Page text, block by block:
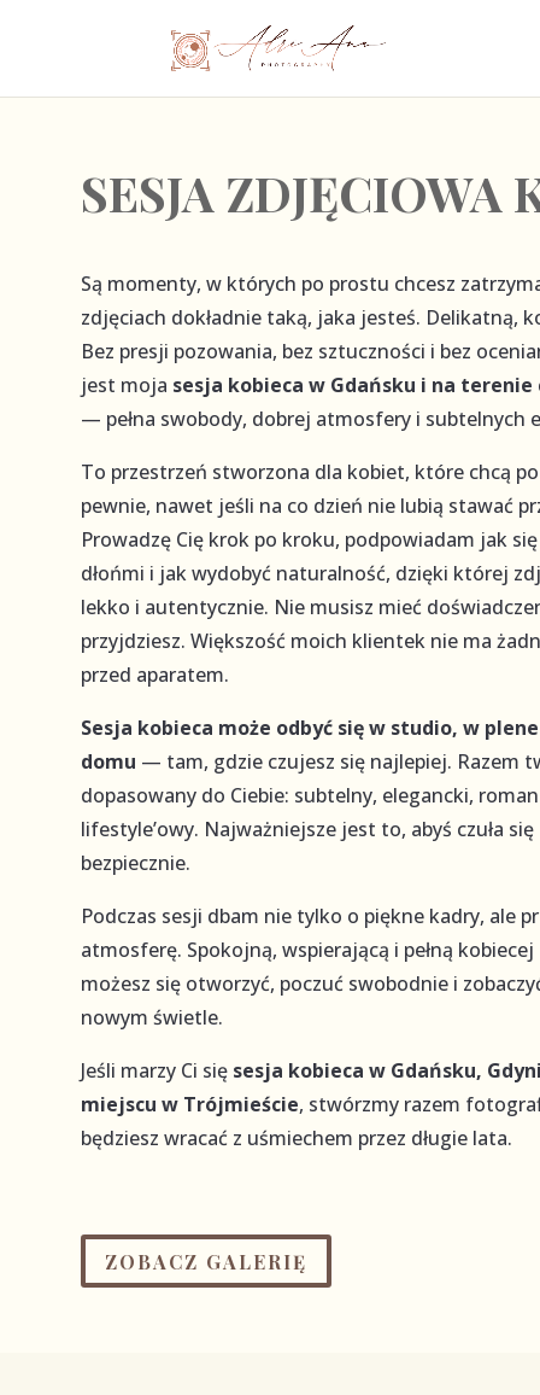
SESJA ZDJĘCIOWA
Są momenty, w których po prostu chcesz
zdjęciach dokładnie taką, jaka jesteś. Delikatną,
Bez presji pozowania, bez sztuczności i bez
jest moja sesja kobieca w Gdańsku i na
— pełna swobody, dobrej atmosfery i subtelnych
To przestrzeń stworzona dla kobiet, które chcą
pewnie, nawet jeśli na co dzień nie lubią stawać
Prowadzę Cię krok po kroku, podpowiadam jak
dłońmi i jak wydobyć naturalność, dzięki której
lekko i autentycznie. Nie musisz mieć
przyjdziesz. Większość moich klientek nie ma
przed aparatem.
Sesja kobieca może odbyć się w studio, w
domu — tam, gdzie czujesz się najlepiej. Razem
dopasowany do Ciebie: subtelny, elegancki,
lifestyle’owy. Najważniejsze jest to, abyś czuła
bezpiecznie.
Podczas sesji dbam nie tylko o piękne kadry, ale
atmosferę. Spokojną, wspierającą i pełną
możesz się otworzyć, poczuć swobodnie i
nowym świetle.
Jeśli marzy Ci się sesja kobieca w Gdańsku,
miejscu w Trójmieście, stwórzmy razem
będziesz wracać z uśmiechem przez długie lata.
ZOBACZ GALERIĘ